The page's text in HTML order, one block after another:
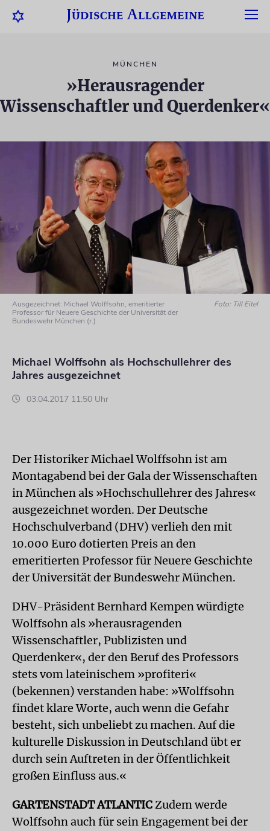
MÜNCHEN
»Herausragender
Wissenschaftler und Querdenker«
Ausgezeichnet: Michael Wolffsohn, emeritierter
Professor für Neuere Geschichte der Universität der
Bundeswehr München (r.)
Foto: Till Eitel
Michael Wolffsohn als Hochschullehrer des
Jahres ausgezeichnet
03.04.2017 11:50 Uhr
Der Historiker Michael Wolffsohn ist am
Montagabend bei der Gala der Wissenschaften
in München als »Hochschullehrer des Jahres«
ausgezeichnet worden. Der Deutsche
Hochschulverband (DHV) verlieh den mit
10.000 Euro dotierten Preis an den
emeritierten Professor für Neuere Geschichte
der Universität der Bundeswehr München.
DHV-Präsident Bernhard Kempen würdigte
Wolffsohn als »herausragenden
Wissenschaftler, Publizisten und
Querdenker«, der den Beruf des Professors
stets vom lateinischem »profiteri«
(bekennen) verstanden habe: »Wolffsohn
findet klare Worte, auch wenn die Gefahr
besteht, sich unbeliebt zu machen. Auf die
kulturelle Diskussion in Deutschland übt er
durch sein Auftreten in der Öffentlichkeit
großen Einfluss aus.«
GARTENSTADT ATLANTICZudem werde
Wolffsohn auch für sein Engagement bei der